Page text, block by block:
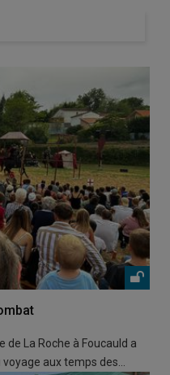
de La Roche à Foucauld a
aux temps des…